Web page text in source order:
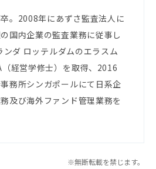
。2008年にあずさ監査法人に
国内企業の監査業務に従事し
ダ ロッテルダムのエラスム
経営学修士）を取得、2016
務所シンガポールにて日系企
及び海外ファンド管理業務を
※無断転載を禁じます。